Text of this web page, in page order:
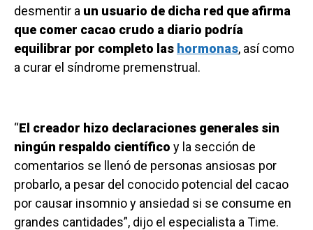
desmentir a un usuario de dicha red que afirma
que comer cacao crudo a diario podría
equilibrar por completo las hormonas, así como
a curar el síndrome premenstrual.
“El creador hizo declaraciones generales sin
ningún respaldo científico y la sección de
comentarios se llenó de personas ansiosas por
probarlo, a pesar del conocido potencial del cacao
por causar insomnio y ansiedad si se consume en
grandes cantidades”, dijo el especialista a Time.